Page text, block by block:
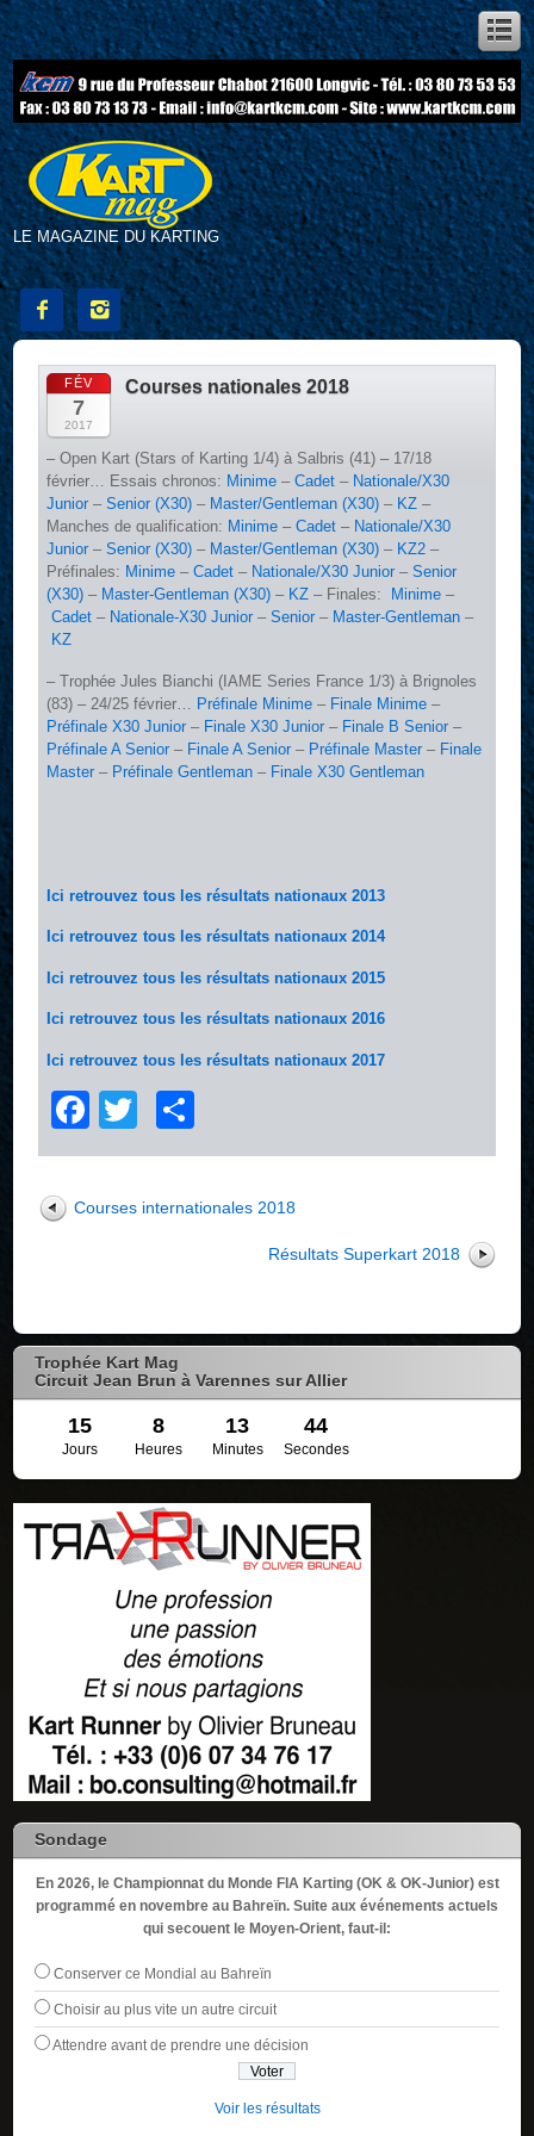
LE MAGAZINE DU KARTING
 
FÉV
7
2017
Courses nationales 2018
– Open Kart (Stars of Karting 1/4) à Salbris (41) – 17/18
février… Essais chronos: Minime –Cadet– Nationale/X30
Junior –Senior (X30) – Master/Gentleman (X30) – KZ –
Manches de qualification: Minime –Cadet – Nationale/X30
Junior –Senior (X30) – Master/Gentleman (X30) – KZ2 –
Préfinales: Minime –Cadet – Nationale/X30 Junior –Senior
(X30) – Master-Gentleman (X30) – KZ – Finales: Minime –
Cadet – Nationale-X30 Junior –Senior – Master-Gentleman –
KZ
– Trophée Jules Bianchi (IAME Series France 1/3) à Brignoles
(83) – 24/25 février…
Préfinale Minime – Finale Minime –
Préfinale X30 Junior – Finale X30 Junior – Finale B Senior –
Préfinale A Senior – Finale A Senior – Préfinale Master – Finale
Master – Préfinale Gentleman – Finale X30 Gentleman
Ici retrouvez tous les résultats nationaux 2013
Ici retrouvez tous les résultats nationaux 2014
Ici retrouvez tous les résultats nationaux 2015
Ici retrouvez tous les résultats nationaux 2016
Ici retrouvez tous les résultats nationaux 2017
Facebook
Twitter
Courses internationales 2018
Résultats Superkart 2018
Trophée Kart Mag
Circuit Jean Brun à Varennes sur Allier
15 8 13 44
Jours Heures Minutes Secondes
Sondage
En 2026, le Championnat du Monde FIA Karting (OK & OK-Junior) est
programmé en novembre au Bahreïn. Suite aux événements actuels
qui secouent le Moyen-Orient, faut-il:
Conserver ce Mondial au Bahreïn
Choisir au plus vite un autre circuit
Attendre avant de prendre une décision
Voir les résultats